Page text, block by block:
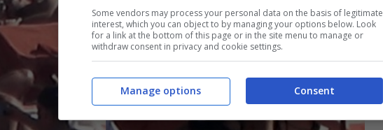
Some vendors may process your personal data on the basis of legitimate
interest, which you can object to by managing your options below. Look
for a link at the bottom of this page or in the site menu to manage or
withdraw consent in privacy and cookie settings.
Consent
Manage options